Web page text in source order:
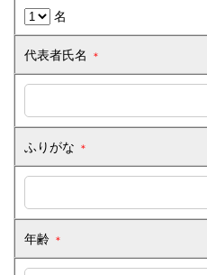
指定管理等
関連サービス事業
バス広告
ビジネスイン・全但
企業情報
社長メッセージ
名
代表者氏名 ＊
ふりがな ＊
年齢 ＊